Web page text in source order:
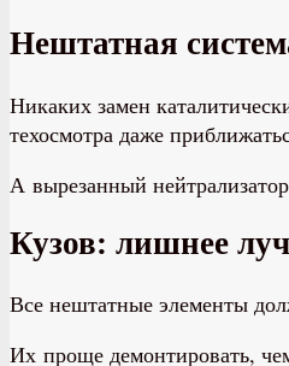
Нештатная
Никаких замен
техосмотра даже
А вырезанный
Кузов: лишнее
Все нештатные элементы
Их проще демонтировать,